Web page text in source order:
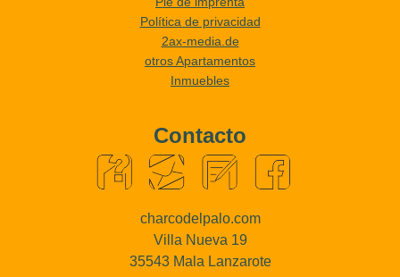
Política de privacidad
2ax-media.de
otros Apartamentos
Inmuebles
Contacto
charcodelpalo.com
Villa Nueva 19
35543 Mala Lanzarote